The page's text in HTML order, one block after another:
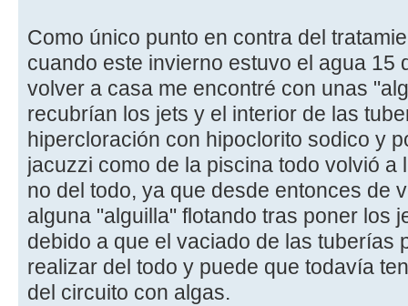
Como único punto en contra del
cuando este invierno estuvo el agua 15
volver a casa me encontré con unas
recubrían los jets y el interior de las
hipercloración con hipoclorito sodico y
jacuzzi como de la piscina todo volvió a
no del todo, ya que desde entonces de
alguna "alguilla" flotando tras poner los
debido a que el vaciado de las tuberías
realizar del todo y puede que todavía
del circuito con algas.